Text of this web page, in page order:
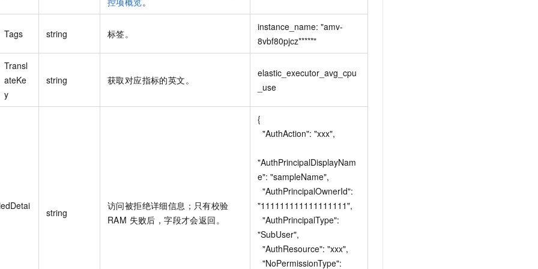
Tags string 标签。
instance_name: "amv-
8vbf80pjcz*****"
Transl
ateKe
y
string 获取对应指标的英文。
elastic_executor_avg_cpu
_use
string
访问被拒绝详细信息；只有校验
RAM 失败后，字段才会返回。
{
"AuthPrincipalDisplayNam
e": "sampleName",
"111111111111111111",
"SubUser",